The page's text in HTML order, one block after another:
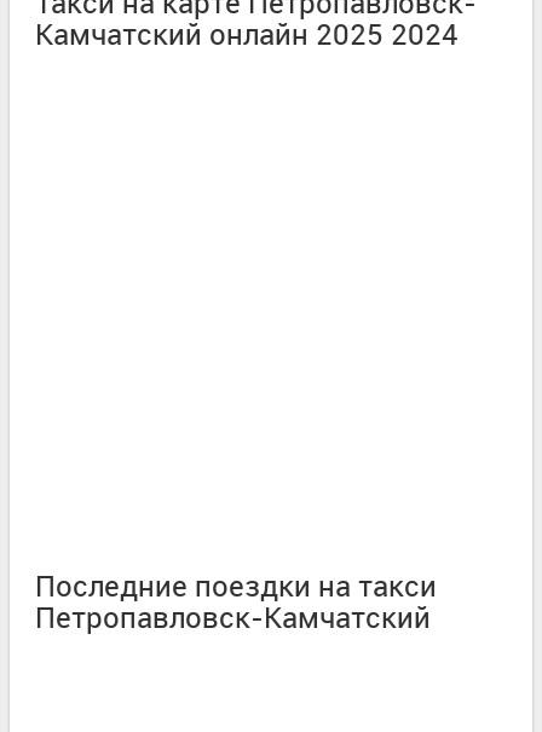
Камчатский онлайн 2025 2024
Последние поездки на такси
Петропавловск-Камчатский